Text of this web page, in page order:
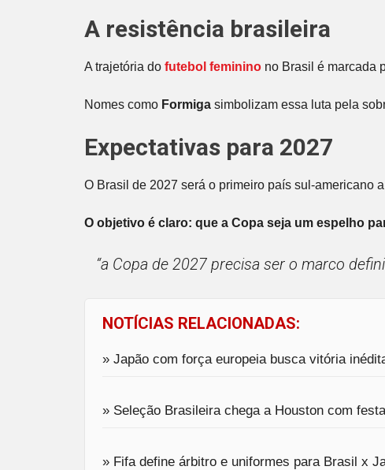
A resistência brasileira
A trajetória do futebol feminino no Brasil é marcada
Nomes como Formiga simbolizam essa luta pela
Expectativas para 2027
O Brasil de 2027 será o primeiro país sul-americano
O objetivo é claro: que a Copa seja um espelho
“a Copa de 2027 precisa ser o marco
NOTÍCIAS RELACIONADAS:
» Japão com força europeia busca vitória
» Seleção Brasileira chega a Houston com
» Fifa define árbitro e uniformes para Brasil x